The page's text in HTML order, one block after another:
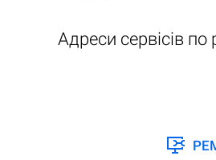
Адреси сервісів